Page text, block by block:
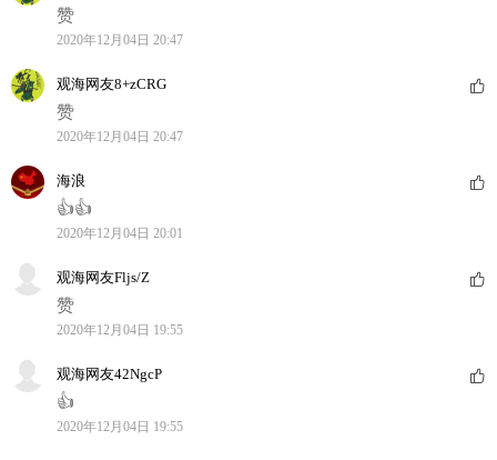
赞
2020年12月04日 20:47
观海网友8+zCRG
赞
2020年12月04日 20:47
海浪
👍👍
2020年12月04日 20:01
观海网友Fljs/Z
赞
2020年12月04日 19:55
观海网友42NgcP
👍
2020年12月04日 19:55